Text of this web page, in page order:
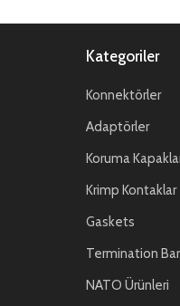
Kategoriler
Konnektörler
Adaptörler
Koruma
Krimp Kontaklar
Gaskets
Termination
NATO Ürünleri